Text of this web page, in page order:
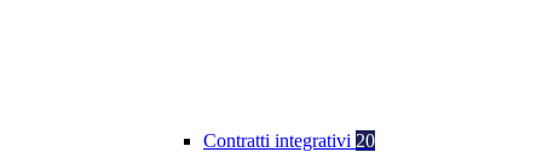
Contratti integrativi 20